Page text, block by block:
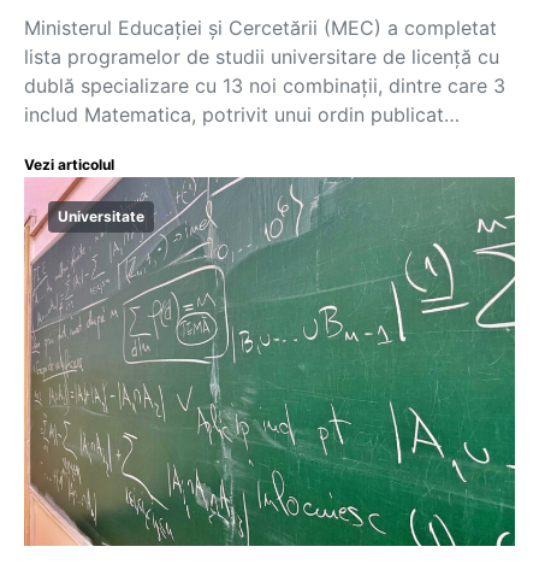
Ministerul Educației și Cercetării (MEC) a completat
lista programelor de studii universitare de licență cu
dublă specializare cu 13 noi combinații, dintre care 3
includ Matematica, potrivit unui ordin publicat…
Vezi articolul
Universitate